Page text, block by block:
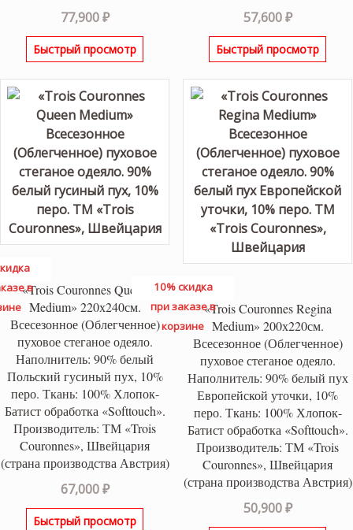
77,900₽
Быстрый просмотр
57,600₽
Быстрый просмотр
в
«Trois Couronnes Queen
Medium» 220х240см.
Всесезонное (Облегченное)
пуховое стеганое одеяло.
Наполнитель: 90% белый
Польский гусиный пух, 10%
перо. Ткань: 100% Хлопок-
Батист обработка «Softtouch».
Производитель: ТМ «Trois
Couronnes», Швейцария
(страна производства Австрия)
67,000₽
Быстрый просмотр
10% скидка
при заказе в
корзине
«Trois Couronnes Regina
Medium» 200х220см.
Всесезонное (Облегченное)
пуховое стеганое одеяло.
Наполнитель: 90% белый пух
Европейской уточки, 10%
перо. Ткань: 100% Хлопок-
Батист обработка «Softtouch».
Производитель: ТМ «Trois
Couronnes», Швейцария
(страна производства Австрия)
50,900₽